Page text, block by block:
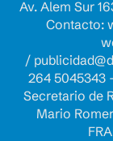
Av. Alem Sur
Contacto:
/
264 5045343
Secretario de
Mario